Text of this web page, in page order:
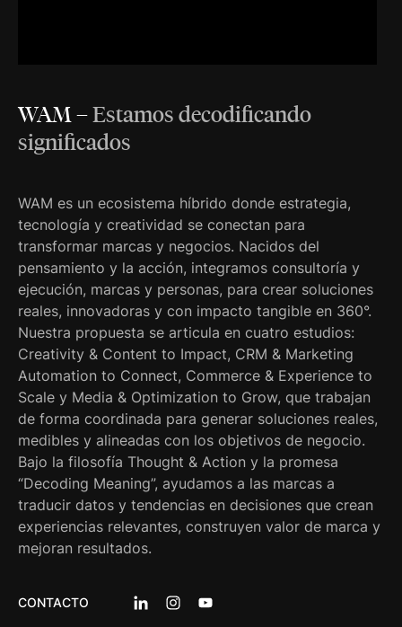
WAM–Estamos decodificando
significados
WAM es un ecosistema híbrido donde estrategia,
tecnología y creatividad se conectan para
transformar marcas y negocios. Nacidos del
pensamiento y la acción, integramos consultoría y
ejecución, marcas y personas, para crear soluciones
reales, innovadoras y con impacto tangible en 360°.
Nuestra propuesta se articula en cuatro estudios:
Creativity & Content to Impact, CRM & Marketing
Automation to Connect, Commerce & Experience to
Scale y Media & Optimization to Grow, que trabajan
de forma coordinada para generar soluciones reales,
medibles y alineadas con los objetivos de negocio.
Bajo la filosofía Thought & Action y la promesa
“Decoding Meaning”, ayudamos a las marcas a
traducir datos y tendencias en decisiones que crean
experiencias relevantes, construyen valor de marca y
mejoran resultados.
CONTACTO LINKEDIN: WAM
INSTAGRAM: WAM
YOUTUBE: WAM